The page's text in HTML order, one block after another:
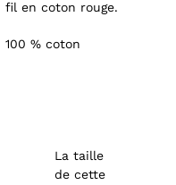
fil en coton rouge.
100 % coton
La taille
de cette